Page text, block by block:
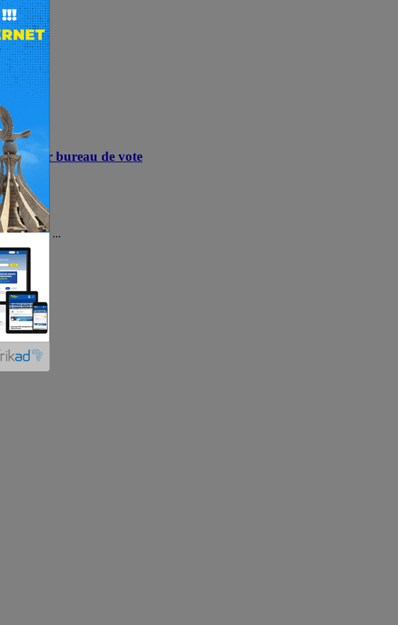
par bureau de vote
l'élection ...